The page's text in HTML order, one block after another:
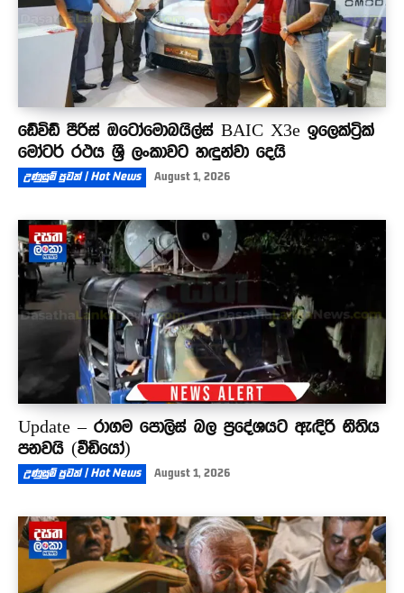
ඩේවිඩ් පීරිස් ඔටෝමොබයිල්ස් BAIC X3e ඉලෙක්ට්‍රික්
මෝටර් රථය ශ්‍රී ලංකාවට හඳුන්වා දෙයි
උණුසුම් පුවත් | Hot News August 1, 2026
Update – රාගම පොලිස් බල ප්‍රදේශයට ඇඳිරි නීතිය
පනවයි (වීඩියෝ)
උණුසුම් පුවත් | Hot News August 1, 2026